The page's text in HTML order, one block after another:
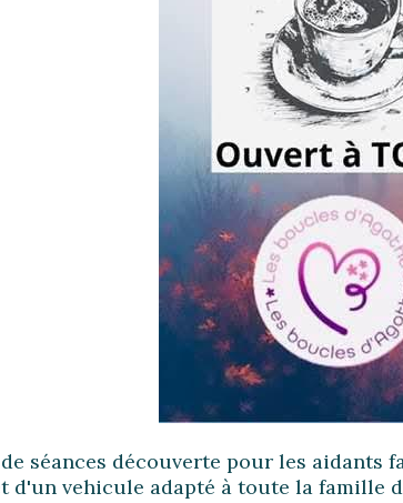
séances découverte pour les aidants
d'un vehicule adapté à toute la famille